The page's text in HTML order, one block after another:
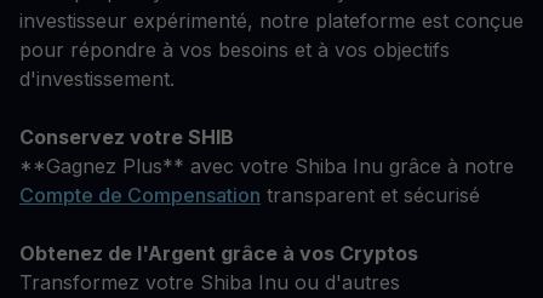
investisseur expérimenté, notre plateforme est conçue
pour répondre à vos besoins et à vos objectifs
d'investissement.
Conservez votre SHIB
**Gagnez Plus** avec votre Shiba Inu grâce à notre
Compte de Compensation transparent et sécurisé
Obtenez de l'Argent grâce à vos Cryptos
Transformez votre Shiba Inu ou d'autres